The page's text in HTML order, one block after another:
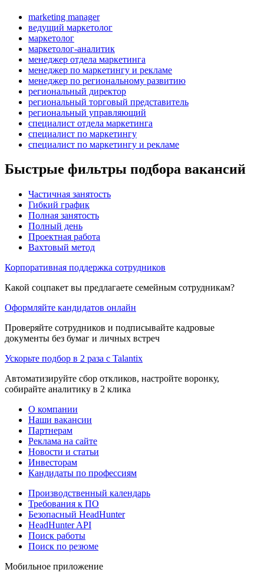
marketing manager
ведущий маркетолог
маркетолог
маркетолог-аналитик
менеджер отдела маркетинга
менеджер по маркетингу и рекламе
менеджер по региональному развитию
региональный директор
региональный торговый представитель
региональный управляющий
специалист отдела маркетинга
специалист по маркетингу
специалист по маркетингу и рекламе
Быстрые фильтры подбора вакансий
Частичная занятость
Гибкий график
Полная занятость
Полный день
Проектная работа
Вахтовый метод
Корпоративная поддержка сотрудников
Какой соцпакет вы предлагаете семейным сотрудникам?
Оформляйте кандидатов онлайн
Проверяйте сотрудников и подписывайте кадровые
документы без бумаг и личных встреч
Ускорьте подбор в 2 раза с Talantix
Автоматизируйте сбор откликов, настройте воронку,
собирайте аналитику в 2 клика
О компании
Наши вакансии
Партнерам
Реклама на сайте
Новости и статьи
Инвесторам
Кандидаты по профессиям
Производственный календарь
Требования к ПО
Безопасный HeadHunter
HeadHunter API
Поиск работы
Поиск по резюме
Мобильное приложение